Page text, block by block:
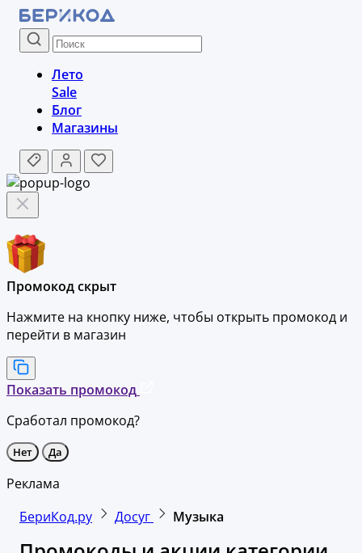
Лето
Sale
Блог
Магазины
Промокод скрыт
Нажмите на кнопку ниже, чтобы открыть промокод и
перейти в магазин
Показать промокод
Сработал промокод?
Нет Да
Реклама
БериКод.ру
Досуг Музыка